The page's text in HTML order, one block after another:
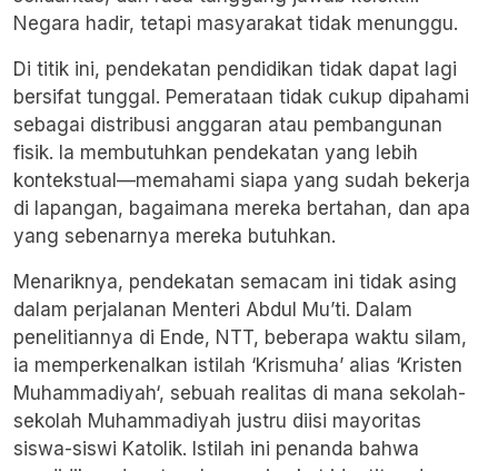
Negara hadir, tetapi masyarakat tidak menunggu.
Di titik ini, pendekatan pendidikan tidak dapat lagi
bersifat tunggal. Pemerataan tidak cukup dipahami
sebagai distribusi anggaran atau pembangunan
fisik. Ia membutuhkan pendekatan yang lebih
kontekstual—memahami siapa yang sudah bekerja
di lapangan, bagaimana mereka bertahan, dan apa
yang sebenarnya mereka butuhkan.
Menariknya, pendekatan semacam ini tidak asing
dalam perjalanan Menteri Abdul Mu’ti. Dalam
penelitiannya di Ende, NTT, beberapa waktu silam,
ia memperkenalkan istilah ‘Krismuha’ alias ‘Kristen
Muhammadiyah‘, sebuah realitas di mana sekolah-
sekolah Muhammadiyah justru diisi mayoritas
siswa-siswi Katolik. Istilah ini penanda bahwa